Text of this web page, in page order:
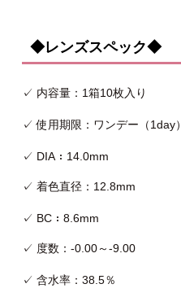
◆レンズスペック◆
✓ 内容量：1箱10枚入り
✓ 使用期限：ワンデー（1day）
✓ DIA：14.0mm
✓ 着色直径：12.8mm
✓ BC：8.6mm
✓ 度数：-0.00～-9.00
✓ 含水率：38.5％